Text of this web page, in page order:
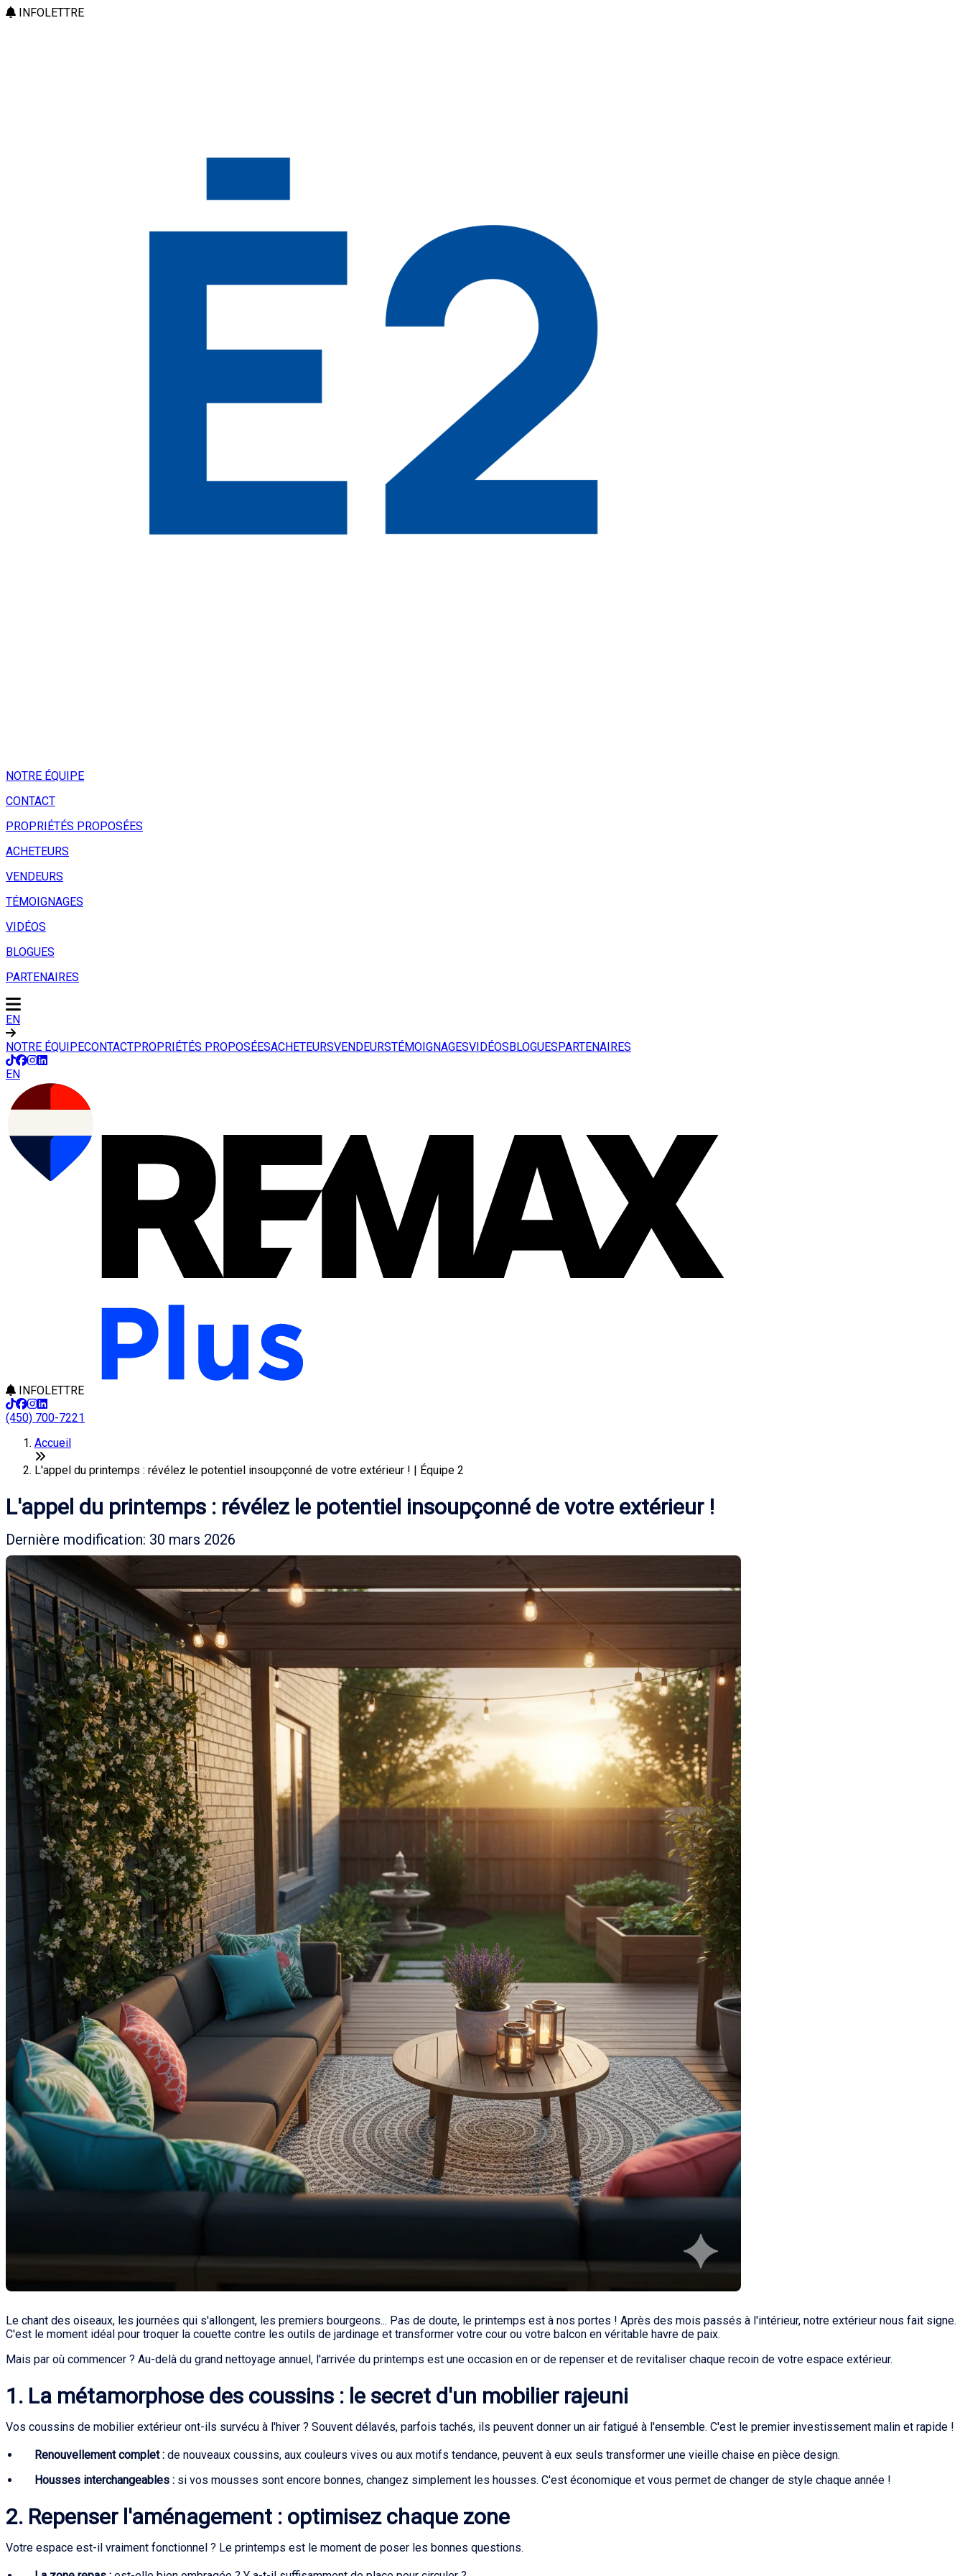
INFOLETTRE
NOTRE ÉQUIPE
CONTACT
PROPRIÉTÉS PROPOSÉES
ACHETEURS
VENDEURS
TÉMOIGNAGES
VIDÉOS
BLOGUES
PARTENAIRES
EN
NOTRE ÉQUIPECONTACTPROPRIÉTÉS PROPOSÉESACHETEURSVENDEURSTÉMOIGNAGESVIDÉOSBLOGUESPARTENAIRES
EN
INFOLETTRE
(450) 700-7221
Accueil
L'appel du printemps : révélez le potentiel insoupçonné de votre extérieur ! | Équipe 2
L'appel du printemps : révélez le potentiel insoupçonné de votre extérieur !
Dernière modification: 30 mars 2026
Le chant des oiseaux, les journées qui s'allongent, les premiers bourgeons... Pas de doute, le printemps est à nos portes ! Après des mois passés à l'intérieur, notre extérieur nous fait signe.
C'est le moment idéal pour troquer la couette contre les outils de jardinage et transformer votre cour ou votre balcon en véritable havre de paix.
Mais par où commencer ? Au-delà du grand nettoyage annuel, l'arrivée du printemps est une occasion en or de repenser et de revitaliser chaque recoin de votre espace extérieur.
1. La métamorphose des coussins : le secret d'un mobilier rajeuni
Vos coussins de mobilier extérieur ont-ils survécu à l'hiver ? Souvent délavés, parfois tachés, ils peuvent donner un air fatigué à l'ensemble. C'est le premier investissement malin et rapide !
Renouvellement complet : de nouveaux coussins, aux couleurs vives ou aux motifs tendance, peuvent à eux seuls transformer une vieille chaise en pièce design.
Housses interchangeables : si vos mousses sont encore bonnes, changez simplement les housses. C'est économique et vous permet de changer de style chaque année !
2. Repenser l'aménagement : optimisez chaque zone
Votre espace est-il vraiment fonctionnel ? Le printemps est le moment de poser les bonnes questions.